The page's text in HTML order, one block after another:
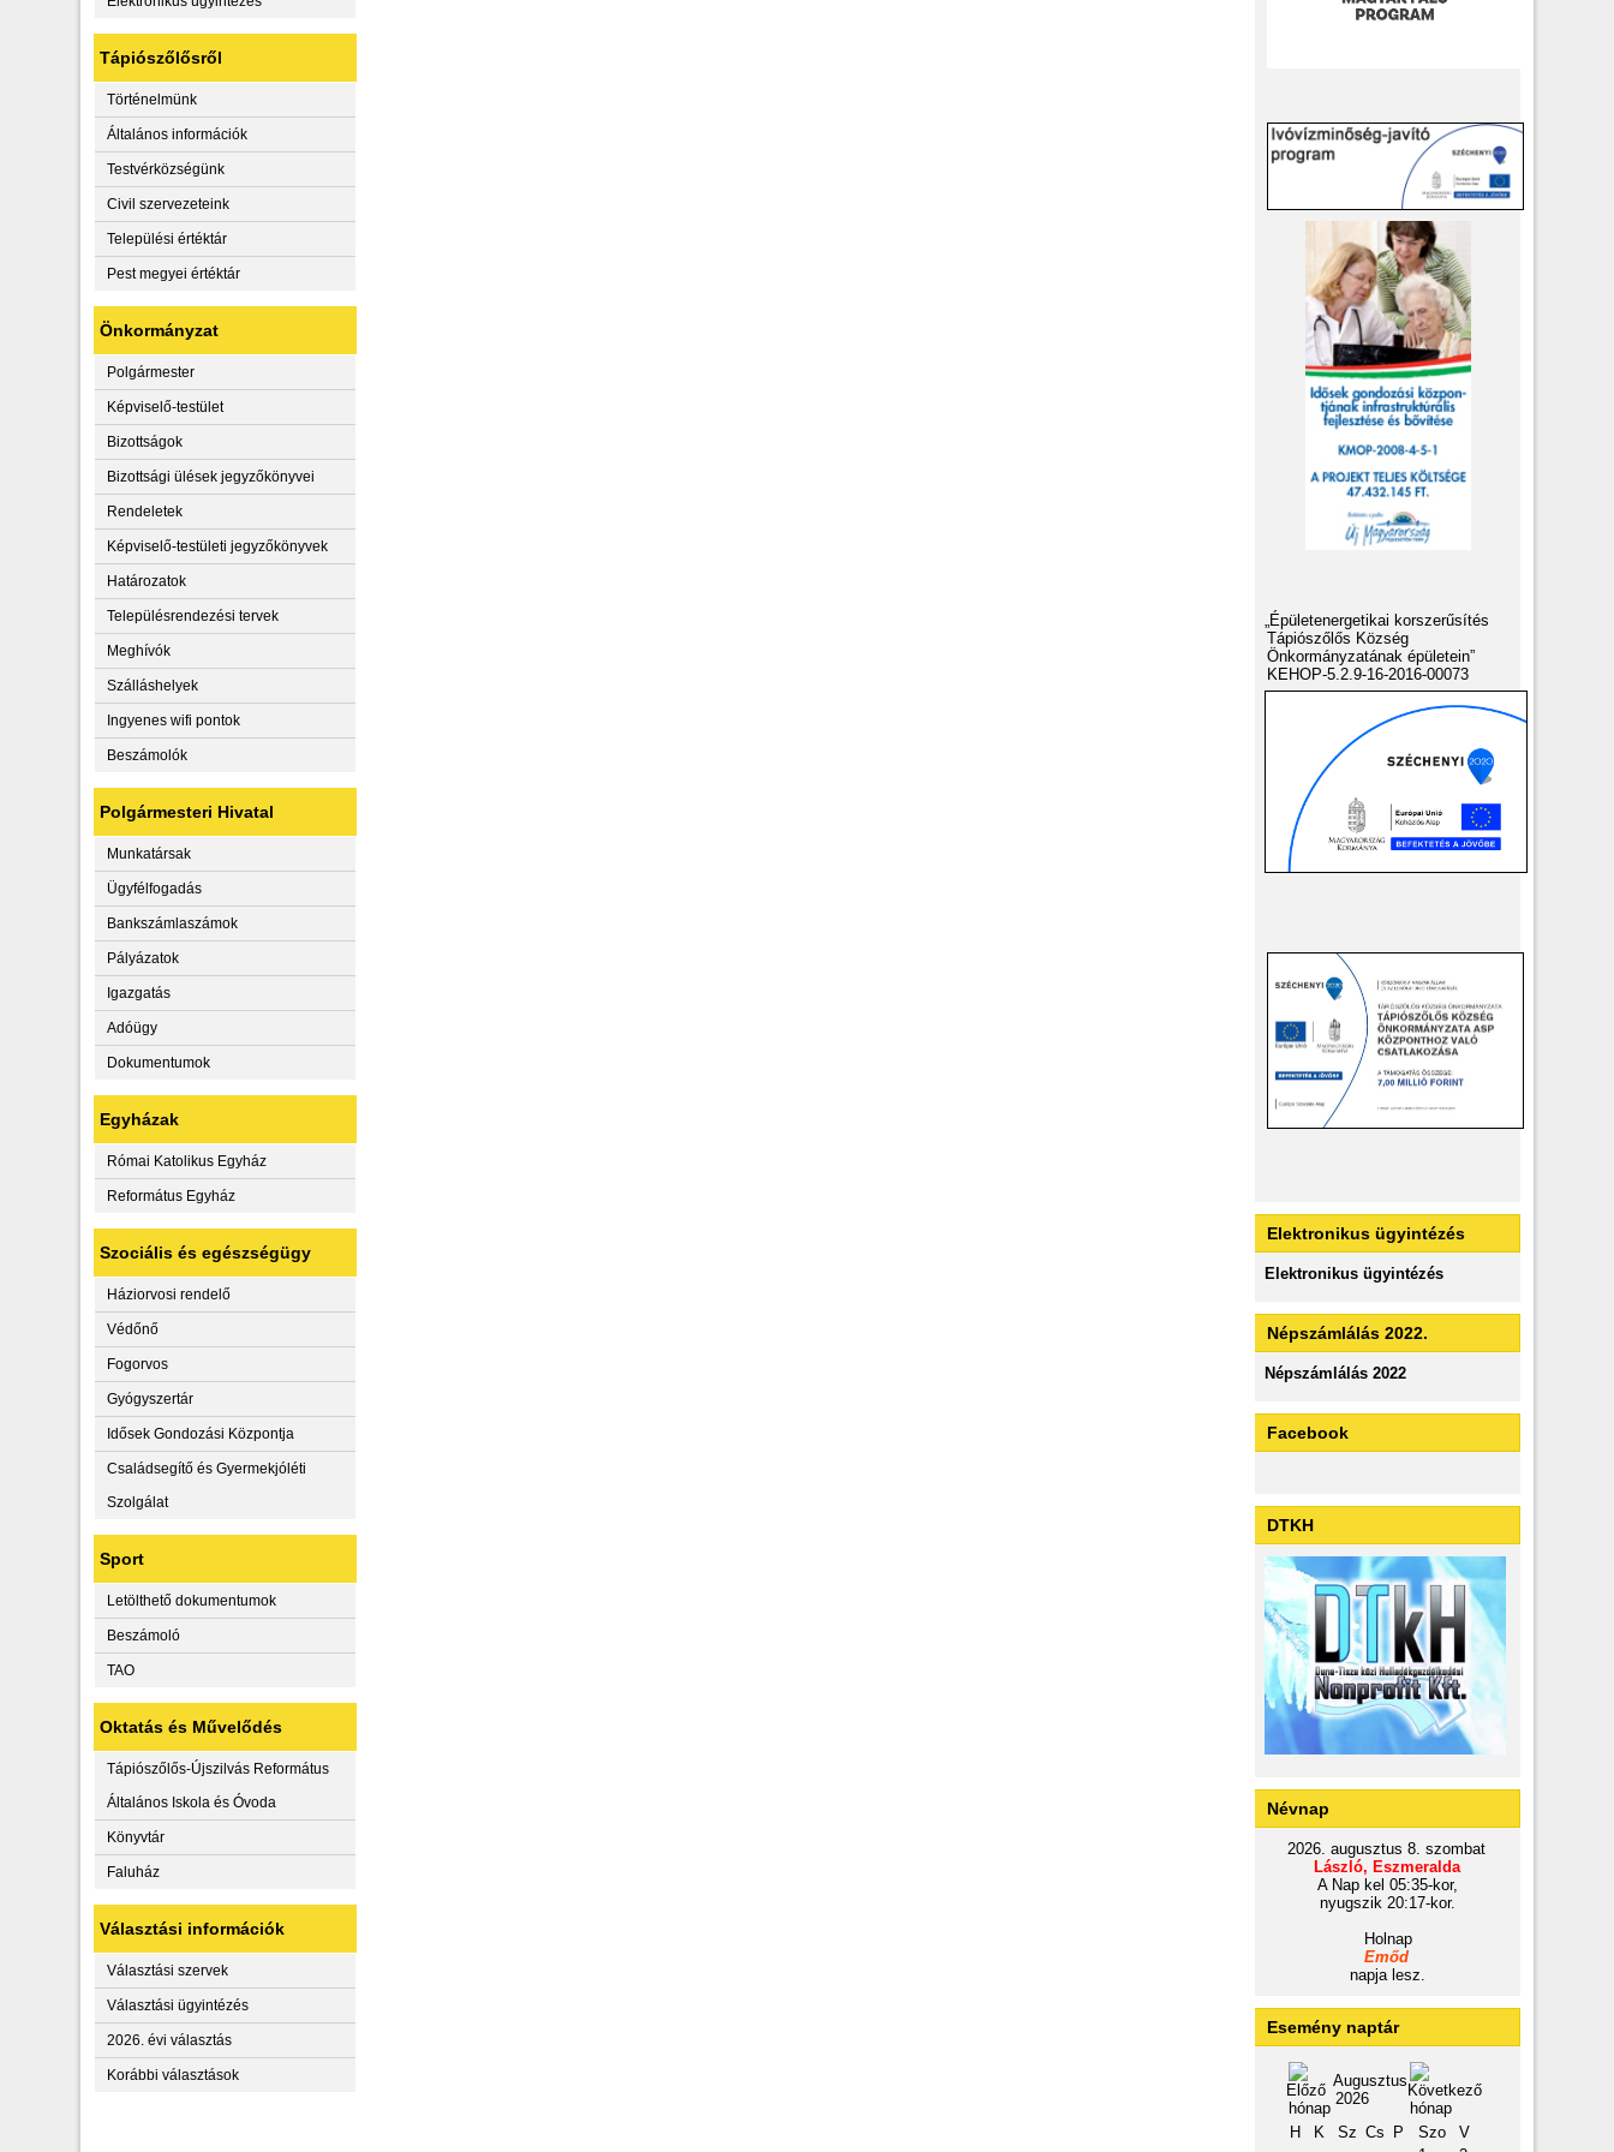
Tápiószőlősről
Történelmünk
Általános információk
Testvérközségünk
Civil szervezeteink
Települési értéktár
Pest megyei értéktár
Önkormányzat
Polgármester
Képviselő-testület
Bizottságok
Bizottsági ülések jegyzőkönyvei
Rendeletek
Képviselő-testületi jegyzőkönyvek
Határozatok
Településrendezési tervek
Meghívók
Szálláshelyek
Ingyenes wifi pontok
Beszámolók
Polgármesteri Hivatal
Munkatársak
Ügyfélfogadás
Bankszámlaszámok
Pályázatok
Igazgatás
Adóügy
Dokumentumok
Egyházak
Római Katolikus Egyház
Református Egyház
Szociális és egészségügy
Háziorvosi rendelő
Védőnő
Fogorvos
Gyógyszertár
Idősek Gondozási Központja
Családsegítő és Gyermekjóléti
Szolgálat
Sport
Letölthető dokumentumok
Beszámoló
TAO
Oktatás és Művelődés
Tápiószőlős-Újszilvás Református
Általános Iskola és Óvoda
Könyvtár
Faluház
Választási információk
Választási szervek
Választási ügyintézés
2026. évi választás
Korábbi választások
„Épületenergetikai korszerűsítés
Tápiószőlős Község
Önkormányzatának épületein”
KEHOP-5.2.9-16-2016-00073
Elektronikus ügyintézés
Elektronikus ügyintézés
Népszámlálás 2022.
Népszámlálás 2022
Facebook
DTKH
Névnap
2026. augusztus 8. szombat
László, Eszmeralda
A Nap kel 05:35-kor,
nyugszik 20:17-kor.
Holnap
Emőd
napja lesz.
Esemény naptár
Augusztus
2026
H
K Sz Cs P Szo
V